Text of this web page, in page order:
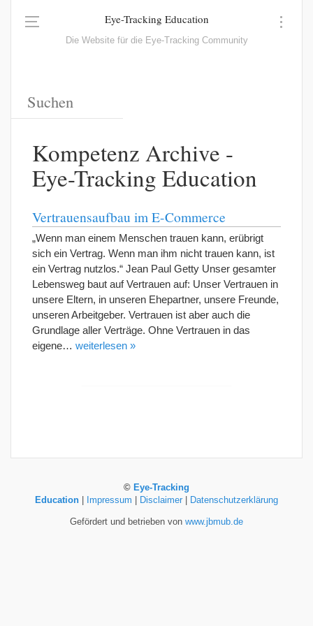
Eye-Tracking Education
Die Website für die Eye-Tracking Community
Kompetenz Archive -
Eye-Tracking Education
Vertrauensaufbau im E-Commerce
„Wenn man einem Menschen trauen kann, erübrigt
sich ein Vertrag. Wenn man ihm nicht trauen kann, ist
ein Vertrag nutzlos.“ Jean Paul Getty Unser gesamter
Lebensweg baut auf Vertrauen auf: Unser Vertrauen in
unsere Eltern, in unseren Ehepartner, unsere Freunde,
unseren Arbeitgeber. Vertrauen ist aber auch die
Grundlage aller Verträge. Ohne Vertrauen in das
eigene… weiterlesen »
© Eye-Tracking
Education
Impressum Disclaimer Datenschutzerklärung
Gefördert und betrieben von www.jbmub.de